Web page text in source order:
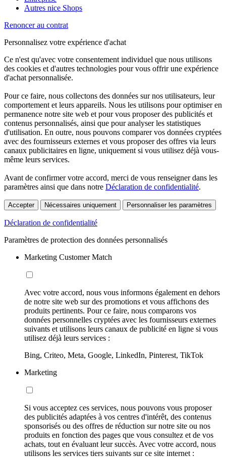
Autres nice Shops
Renoncer au contrat
Personnalisez votre expérience d'achat
Ce n'est qu'avec votre consentement individuel que nous utilisons
des cookies et d'autres technologies pour vous offrir une expérience
d'achat personnalisée.
Pour ce faire, nous collectons des données sur nos utilisateurs, leur
comportement et leurs appareils. Nous les utilisons pour optimiser en
permanence notre site web et pour vous proposer des publicités et
contenus personnalisés, ainsi que pour analyser les statistiques
d'utilisation. En outre, nous pouvons comparer vos données cryptées
avec des fournisseurs externes et vous proposer des offres via leurs
canaux publicitaires en ligne, uniquement si vous utilisez déjà vous-
même leurs services.
Avant de confirmer votre accord, merci de vous renseigner dans les
paramètres ainsi que dans notre Déclaration de confidentialité.
Accepter Nécessaires uniquement Personnaliser les paramètres
Déclaration de confidentialité
Paramètres de protection des données personnalisés
Marketing Customer Match
Avec votre accord, nous vous informons également en dehors
de notre site web sur des promotions et vous affichons des
produits pertinents. Pour ce faire, nous comparons vos
données personnelles cryptées avec les fournisseurs externes
suivants et utilisons leurs canaux de publicité en ligne si vous
utilisez déjà leurs services :
Bing, Criteo, Meta, Google, LinkedIn, Pinterest, TikTok
Marketing
Si vous acceptez ces services, nous pouvons vous proposer
des publicités adaptées à vos centres d'intérêt, des contenus
sponsorisés ou des offres de réduction sur notre site ou nos
produits en fonction des pages que vous consultez et de vos
achats, tout en évaluant leur succès. Avec votre accord, nous
utilisons les services tiers suivants sur ce site internet :